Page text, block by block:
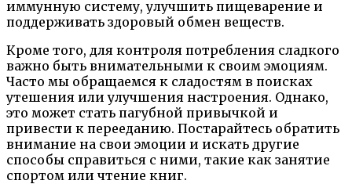
иммунную систему, улучшить пищеварение и
поддерживать здоровый обмен веществ.
Кроме того, для контроля потребления сладкого
важно быть внимательными к своим эмоциям.
Часто мы обращаемся к сладостям в поисках
утешения или улучшения настроения. Однако,
это может стать пагубной привычкой и
привести к перееданию. Постарайтесь обратить
внимание на свои эмоции и искать другие
способы справиться с ними, такие как занятие
спортом или чтение книг.